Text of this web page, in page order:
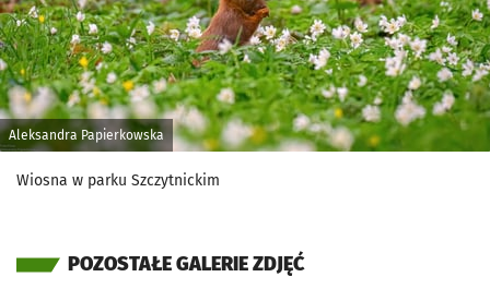
Aleksandra Papierkowska
Wiosna w parku Szczytnickim
POZOSTAŁE GALERIE ZDJĘĆ